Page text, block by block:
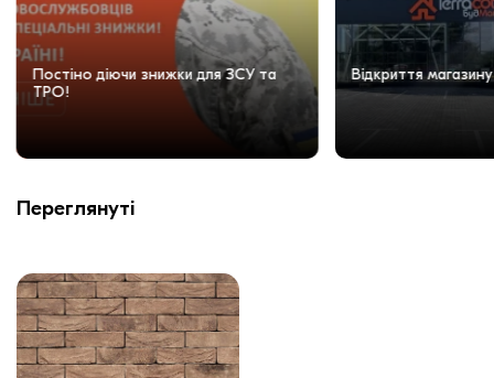
Постіно діючи знижки для ЗСУ та
ТРО!
Відкриття магазину
Переглянуті